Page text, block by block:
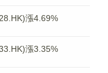
漲4.69%
漲3.35%